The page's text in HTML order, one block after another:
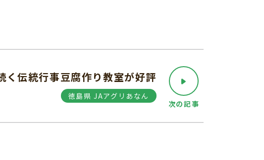
く伝統行事豆腐作り教室が好評
徳島県 JAアグリあなん
次の記事